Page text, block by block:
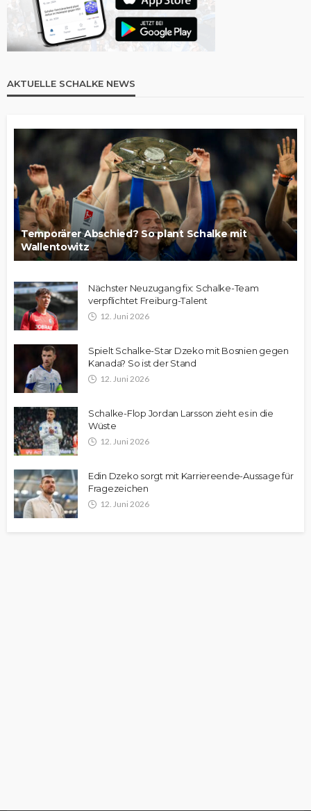
AKTUELLE SCHALKE NEWS
Temporärer Abschied? So plant Schalke mit
Wallentowitz
Nächster Neuzugang fix: Schalke-Team
verpflichtet Freiburg-Talent
12. Juni 2026
Spielt Schalke-Star Dzeko mit Bosnien gegen
Kanada? So ist der Stand
12. Juni 2026
Schalke-Flop Jordan Larsson zieht es in die
Wüste
12. Juni 2026
Edin Dzeko sorgt mit Karriereende-Aussage für
Fragezeichen
12. Juni 2026